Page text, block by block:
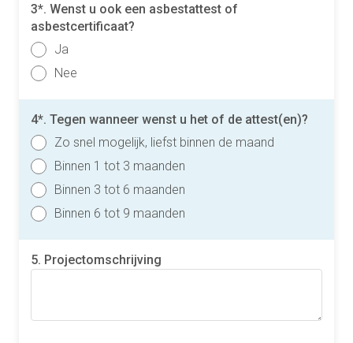
3*. Wenst u ook een asbestattest of
asbestcertificaat?
Ja
Nee
4*. Tegen wanneer wenst u het of de attest(en)?
Zo snel mogelijk, liefst binnen de maand
Binnen 1 tot 3 maanden
Binnen 3 tot 6 maanden
Binnen 6 tot 9 maanden
5. Projectomschrijving